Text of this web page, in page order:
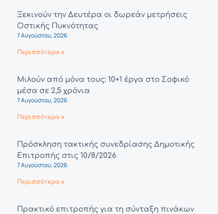
Ξεκινούν την Δευτέρα οι δωρεάν μετρήσεις
Οστικής Πυκνότητας
7 Αυγούστου, 2026
Περισσότερα »
Μιλούν από μόνα τους: 10+1 έργα στο Σοφικό
μέσα σε 2,5 χρόνια
7 Αυγούστου, 2026
Περισσότερα »
Πρόσκληση τακτικής συνεδρίασης Δημοτικής
Επιτροπής στις 10/8/2026
7 Αυγούστου, 2026
Περισσότερα »
Πρακτικό επιτροπής για τη σύνταξη πινάκων